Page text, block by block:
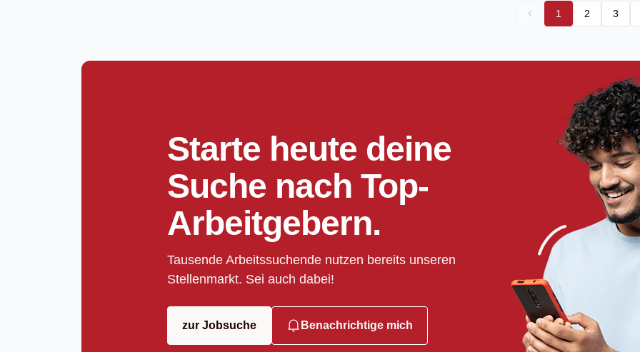
1 2 3
Starte heute deine
Suche nach Top-
Arbeitgebern.
Tausende Arbeitssuchende nutzen bereits unseren
Stellenmarkt. Sei auch dabei!
zur Jobsuche Benachrichtige mich